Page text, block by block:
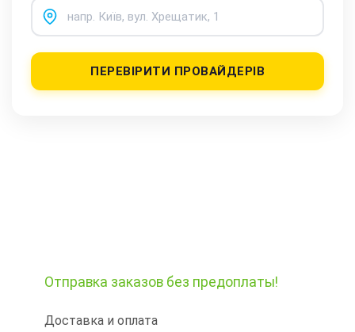
ПЕРЕВІРИТИ ПРОВАЙДЕРІВ
Отправка заказов без предоплаты!
Доставка и оплата